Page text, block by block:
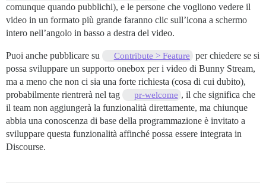
comunque quando pubblichi), e le persone che vogliono vedere il
video in un formato più grande faranno clic sull’icona a schermo
intero nell’angolo in basso a destra del video.
Puoi anche pubblicare su Contribute > Feature
per chiedere se si
possa sviluppare un supporto onebox per i video di Bunny Stream,
ma a meno che non ci sia una forte richiesta (cosa di cui dubito),
probabilmente rientrerà nel tag
pr-welcome , il che significa che
il team non aggiungerà la funzionalità direttamente, ma chiunque
abbia una conoscenza di base della programmazione è invitato a
sviluppare questa funzionalità affinché possa essere integrata in
Discourse.